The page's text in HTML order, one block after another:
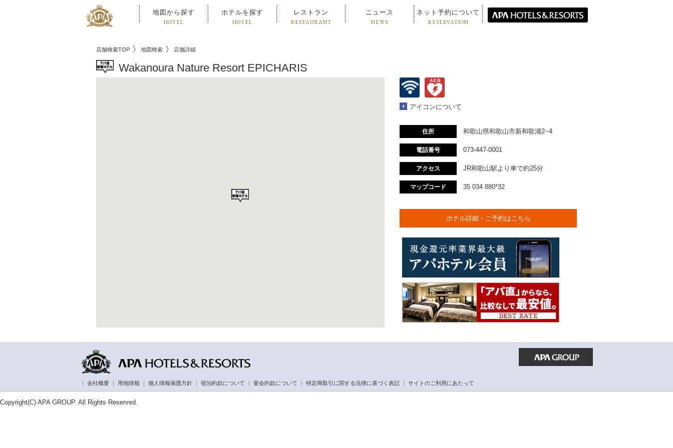
地図から探す
HOTEL
ホテルを探す
HOTEL
レストラン
RESTAURANT
ニュース
NEWS
ネット予約について
RESERVATION
店舗検索TOP 地図検索 店舗詳細
Wakanoura Nature Resort EPICHARIS
アイコンについて
住所 和歌山県和歌山市新和歌浦2−4
電話番号 073-447-0001
アクセス JR和歌山駅より車で約25分
マップコード 35 034 880*32
ホテル詳細・ご予約はこちら
｜ 会社概要 ｜ 用地情報 ｜ 個人情報保護方針 ｜ 宿泊約款について ｜ 宴会約款について ｜ 特定商取引に関する法律に基づく表記 ｜ サイトのご利用にあたって
Copyright(C) APA GROUP. All Rights Reserved.